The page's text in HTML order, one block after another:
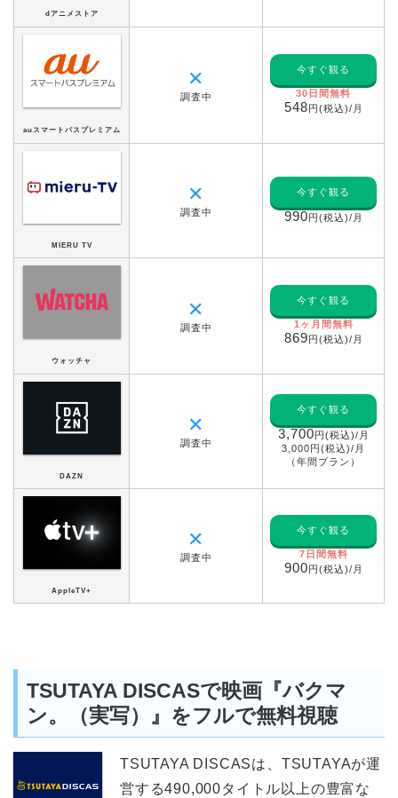
dアニメストア
auスマートパスプレミアム
✕
調査中
今すぐ観る
30日間無料
548円(税込)/月
MIERU TV
✕
調査中
今すぐ観る
990円(税込)/月
ウォッチャ
✕
調査中
今すぐ観る
1ヶ月間無料
869円(税込)/月
DAZN
✕
調査中
今すぐ観る
3,700円(税込)/月
3,000円(税込)/月
（年間プラン）
AppleTV+
✕
調査中
今すぐ観る
7日間無料
900円(税込)/月
TSUTAYA DISCASで映画『バクマ
ン。（実写）』をフルで無料視聴
TSUTAYA DISCASは、TSUTAYAが運
営する490,000タイトル以上の豊富な